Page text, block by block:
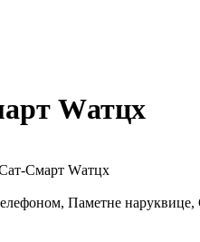
Wатцх
Паметне наруквице,